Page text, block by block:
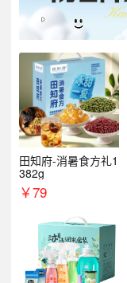
田知府-消暑食方礼1
382g
￥79